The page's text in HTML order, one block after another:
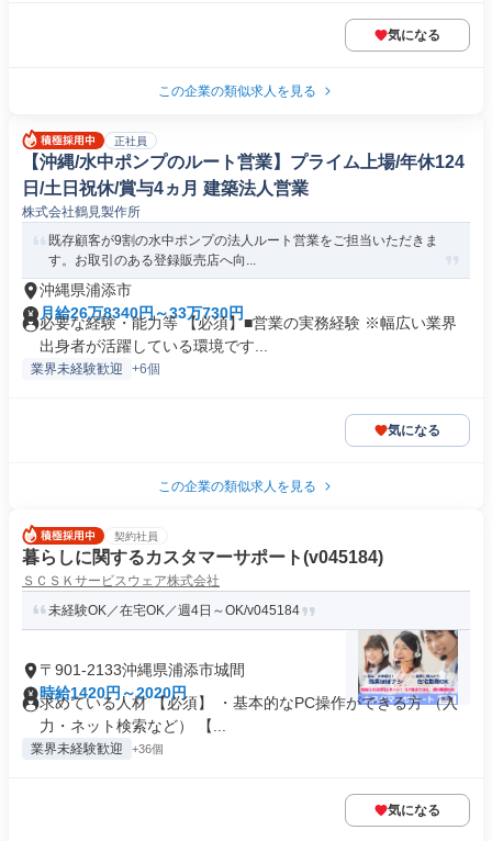
気になる
この企業の類似求人を見る
正社員
【沖縄/水中ポンプのルート営業】プライム上場/年休124
日/土日祝休/賞与4ヵ月 建築法人営業
株式会社鶴見製作所
既存顧客が9割の水中ポンプの法人ルート営業をご担当いただきま
す。お取引のある登録販売店へ向...
沖縄県浦添市
月給26万8340円～33万730円
必要な経験・能力等 【必須】■営業の実務経験 ※幅広い業界
出身者が活躍している環境です...
業界未経験歓迎 +6個
気になる
この企業の類似求人を見る
契約社員
暮らしに関するカスタマーサポート(v045184)
ＳＣＳＫサービスウェア株式会社
未経験OK／在宅OK／週4日～OK/v045184
〒901-2133沖縄県浦添市城間
時給1420円～2020円
求めている人材 【必須】 ・基本的なPC操作ができる方 （入
力・ネット検索など） 【...
業界未経験歓迎 +36個
気になる